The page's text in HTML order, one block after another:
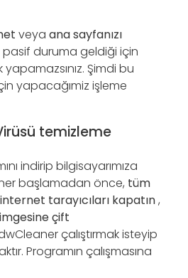
veya ana sayfanızı
duruma geldiği için
Şimdi bu
yapacağımiz işleme
temizleme
indirip bilgisayarımıza
başlamadan önce, tüm
tarayıcıları kapatın,
çift
çalıştırmak isteyip
Programın çalışmasına